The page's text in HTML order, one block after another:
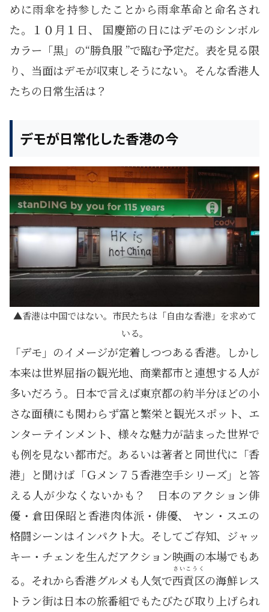
めに雨傘を持参したことから雨傘革命と命名され
た。１０月１日、 国慶節の日にはデモのシンボル
カラー「黒」の“勝負服 ”で臨む予定だ。表を見る限
り、当面はデモが収束しそうにない。そんな香港人
たちの日常生活は？
デモが日常化した香港の今
香港は中国ではない。市民たちは「自由な香港」を求めて
いる。
「デモ」のイメージが定着しつつある香港。しかし
本来は世界屈指の観光地、商業都市と連想する人が
多いだろう。日本で言えば東京都の約半分ほどの小
さな面積にも関わらず富と繁栄と観光スポット、エ
ンターテインメント、様々な魅力が詰まった世界で
も例を見ない都市だ。あるいは著者と同世代に「香
港」と聞けば「Ｇメン７５香港空手シリーズ」と答
える人が少なくないかも？ 日本のアクション俳
優・倉田保昭と香港肉体派・俳優、 ヤン・スエの
格闘シーンはインパクト大。そしてご存知、ジャッ
キー・チェンを生んだアクション映画の本場でもあ
る。それから香港グルメも人気で西貢区
さいこうく
の海鮮レス
トラン街は日本の旅番組でもたびたび取り上げられ